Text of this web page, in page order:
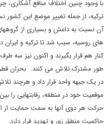
با وجود چنین اختلاف منافع
ترکیه، از جمله تغییر موضع این
آن نسبت به داعش و بسیاری از
های روسیه، سبب شد تا ترکیه و ایران
کنار هم قرار بگیرند و اکنون نیز سه
طور مشترک تلاش می کنند. بحران قطر
در یک جبهه واحد قرار داد و هرچند
موقعیت خود در منطقه، رقابتهایی را
حرکت هر دوی آنها به سمت حمایت از
حاکمیت منطق زور و تهدید قرار دارد.